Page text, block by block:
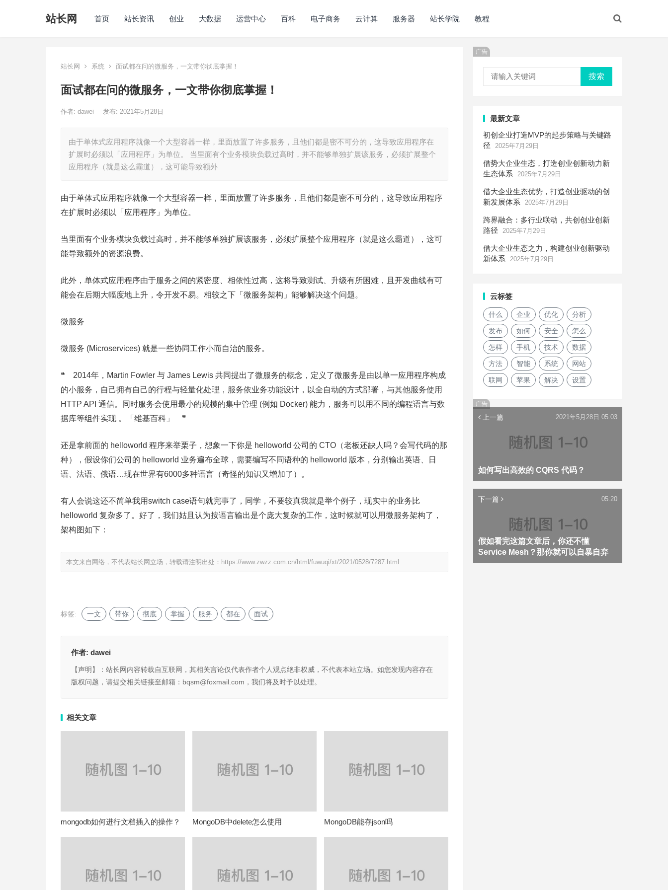
站长网 首页 站长资讯 创业 大数据 运营中心 百科 电子商务 云计算 服务器 站长学院 教程
站长网 系统 面试都在问的微服务，一文带你彻底掌握！
面试都在问的微服务，一文带你彻底掌握！
作者: dawei 发布: 2021年5月28日
由于单体式应用程序就像一个大型容器一样，里面放置了许多服务，且他们都是密不可分的，这导致应用程序在
扩展时必须以「应用程序」为单位。 当里面有个业务模块负载过高时，并不能够单独扩展该服务，必须扩展整个
应用程序（就是这么霸道），这可能导致额外
由于单体式应用程序就像一个大型容器一样，里面放置了许多服务，且他们都是密不可分的，这导致应用程序
在扩展时必须以「应用程序」为单位。
当里面有个业务模块负载过高时，并不能够单独扩展该服务，必须扩展整个应用程序（就是这么霸道），这可
能导致额外的资源浪费。
此外，单体式应用程序由于服务之间的紧密度、相依性过高，这将导致测试、升级有所困难，且开发曲线有可
能会在后期大幅度地上升，令开发不易。相较之下「微服务架构」能够解决这个问题。
微服务
微服务 (Microservices) 就是一些协同工作小而自治的服务。
❝ 2014年，Martin Fowler 与 James Lewis 共同提出了微服务的概念，定义了微服务是由以单一应用程序构成
的小服务，自己拥有自己的行程与轻量化处理，服务依业务功能设计，以全自动的方式部署，与其他服务使用
HTTP API 通信。同时服务会使用最小的规模的集中管理 (例如 Docker) 能力，服务可以用不同的编程语言与数
据库等组件实现 。「维基百科」 ❞
还是拿前面的 helloworld 程序来举栗子，想象一下你是 helloworld 公司的 CTO（老板还缺人吗？会写代码的那
种），假设你们公司的 helloworld 业务遍布全球，需要编写不同语种的 helloworld 版本，分别输出英语、日
语、法语、俄语…现在世界有6000多种语言（奇怪的知识又增加了）。
有人会说这还不简单我用switch case语句就完事了，同学，不要较真我就是举个例子，现实中的业务比
helloworld 复杂多了。好了，我们姑且认为按语言输出是个庞大复杂的工作，这时候就可以用微服务架构了，
架构图如下：
本文来自网络，不代表站长网立场，转载请注明出处： https://www.zwzz.com.cn/html/fuwuqi/xt/2021/0528/7287.html
标签: 一文 带你 彻底 掌握 服务 都在 面试
作者: dawei
【声明】：站长网内容转载自互联网，其相关言论仅代表作者个人观点绝非权威，不代表本站立场。如您发现内容存在
版权问题，请提交相关链接至邮箱：bqsm@foxmail.com，我们将及时予以处理。
相关文章
mongodb如何进行文档插入的操作？ MongoDB中delete怎么使用 MongoDB能存json吗
广告
搜索
最新文章
初创企业打造MVP的起步策略与关键路
径
2025年7月29日
借势大企业生态，打造创业创新动力新
生态体系
2025年7月29日
借大企业生态优势，打造创业驱动的创
新发展体系
2025年7月29日
跨界融合：多行业联动，共创创业创新
路径
2025年7月29日
借大企业生态之力，构建创业创新驱动
新体系
2025年7月29日
云标签
什么 企业 优化 分析
发布 如何 安全 怎么
怎样 手机 技术 数据
方法 智能 系统 网站
联网 苹果 解决 设置
广告
上一篇
如何写出高效的 CQRS 代码？
2021年5月28日 05:03
下一篇
假如看完这篇文章后，你还不懂
Service Mesh？那你就可以自暴自弃
05:20